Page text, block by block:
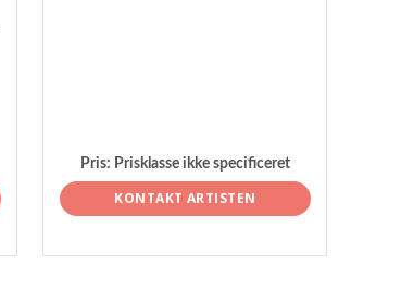
Pris: Prisklasse ikke specificeret
KONTAKT ARTISTEN